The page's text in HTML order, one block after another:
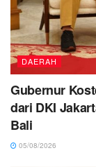
DAERAH
Gubernur
dari DKI
Bali
05/08/2026